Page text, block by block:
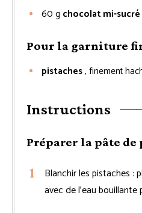
60 g chocolat mi-sucré
Pour la garniture
pistaches, finement
Instructions
Préparer la pâte de
Blanchir les pistaches :
avec de l’eau